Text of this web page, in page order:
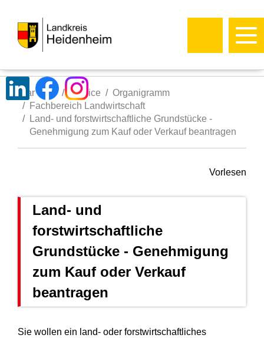
Startseite Service
Organigramm
Fachbereich Landwirtschaft
Land- und forstwirtschaftliche Grundstücke -
Genehmigung zum Kauf oder Verkauf beantragen
Vorlesen
Land- und
forstwirtschaftliche
Grundstücke - Genehmigung
zum Kauf oder Verkauf
beantragen
Sie wollen ein land- oder forstwirtschaftliches